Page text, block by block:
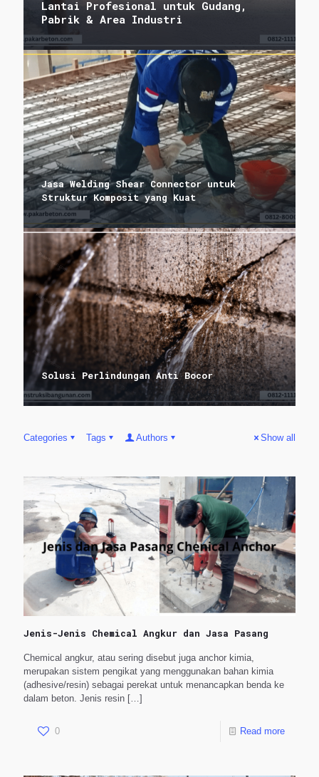
Lantai Profesional untuk Gudang,
Pabrik & Area Industri
Jasa Welding Shear Connector untuk
Struktur Komposit yang Kuat
Solusi Perlindungan Anti Bocor
Categories Tags Authors Show all
Jenis-Jenis Chemical Angkur dan Jasa Pasang
Chemical angkur, atau sering disebut juga anchor kimia,
merupakan sistem pengikat yang menggunakan bahan kimia
(adhesive/resin) sebagai perekat untuk menancapkan benda ke
dalam beton. Jenis resin […]
0 Read more